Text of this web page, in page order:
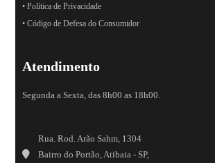
• Política de Privacidade
• Código de Defesa do Consumidor
Atendimento
Segunda a Sexta, das 8h00 as 18h00.
Rua. Rod. Arão Sahm, 1304
Bairro do Portão, Atibaia - SP,